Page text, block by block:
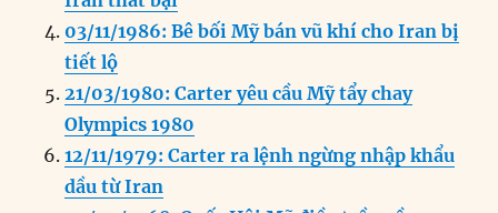
03/11/1986: Bê bối Mỹ bán vũ khí cho Iran bị
tiết lộ
21/03/1980: Carter yêu cầu Mỹ tẩy chay
Olympics 1980
12/11/1979: Carter ra lệnh ngừng nhập khẩu
dầu từ Iran